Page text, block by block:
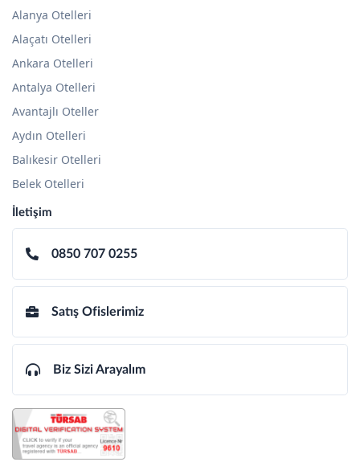
Alanya Otelleri
Alaçatı Otelleri
Ankara Otelleri
Antalya Otelleri
Avantajlı Oteller
Aydın Otelleri
Balıkesir Otelleri
Belek Otelleri
İletişim
0850 707 0255
Satış Ofislerimiz
Biz Sizi Arayalım